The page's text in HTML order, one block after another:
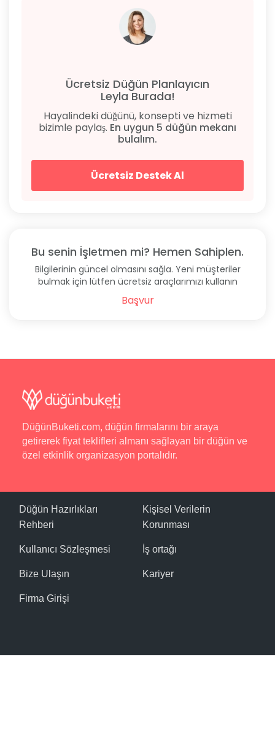
Ücretsiz Düğün Planlayıcın
Leyla Burada!
Hayalindeki düğünü, konsepti ve hizmeti
bizimle paylaş. En uygun 5 düğün mekanı
bulalım.
Ücretsiz Destek Al
Bu senin İşletmen mi? Hemen Sahiplen.
Bilgilerinin güncel olmasını sağla. Yeni müşteriler
bulmak için lütfen ücretsiz araçlarımızı kullanın
Başvur
DüğünBuketi.com, düğün firmalarını bir araya
getirerek fiyat teklifleri almanı sağlayan bir düğün ve
özel etkinlik organizasyon portalıdır.
Düğün Hazırlıkları
Rehberi
Kullanıcı Sözleşmesi
Bize Ulaşın
Firma Girişi
Kişisel Verilerin
Korunması
İş ortağı
Kariyer